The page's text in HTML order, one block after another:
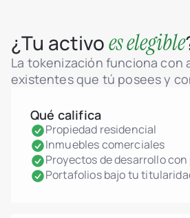
¿Tu activoes elegible
La tokenización funciona con
existentes que tú posees y
Qué califica
Propiedad residencial
Inmuebles comerciales
Proyectos de desarrollo
Portafolios bajo tu